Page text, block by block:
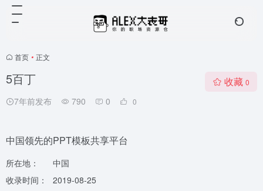
首页 • 正文
5百丁
7年前发布 790 0 0
收藏 0
中国领先的PPT模板共享平台
所在地：
中国
收录时间：
2019-08-25